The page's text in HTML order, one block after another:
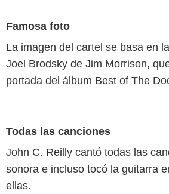
Famosa foto
La imagen del cartel se basa en
Joel Brodsky de Jim Morrison,
portada del álbum Best of The
Todas las canciones
John C. Reilly cantó todas las
sonora e incluso tocó la guitarra
ellas.